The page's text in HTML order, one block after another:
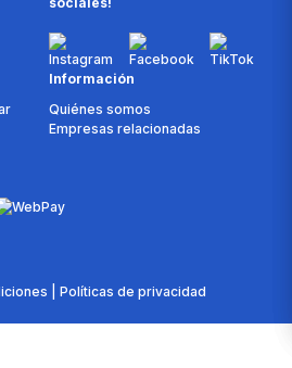
Información
Quiénes somos
Empresas relacionadas
| Políticas de privacidad